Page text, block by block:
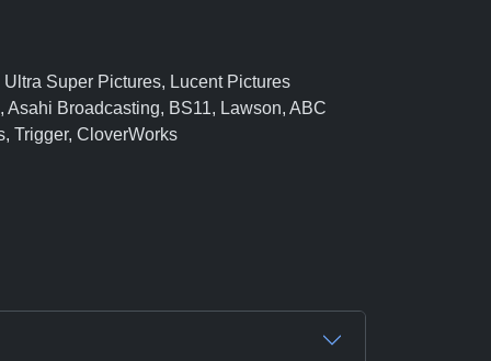
Super Pictures, Lucent Pictures
Broadcasting, BS11, Lawson, ABC
Trigger, CloverWorks